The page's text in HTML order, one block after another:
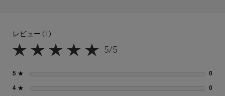
PDP Slot 1 Section
レビュー
レビュー (1)
5星中5。 5/5
5 ★ 0
4 ★ 0